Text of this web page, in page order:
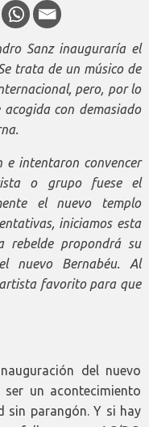
Sanz inauguraría el
trata de un músico de
pero, por lo
con demasiado
e intentaron convencer
o grupo fuese el
el nuevo templo
iniciamos esta
rebelde propondrá su
nuevo Bernabéu. Al
favorito para que
del nuevo
un acontecimiento
sin parangón. Y si hay